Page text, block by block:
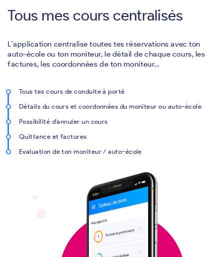
Tous mes cours centralisés
L'application centralise toutes tes réservations avec ton
auto-école ou ton moniteur, le détail de chaque cours, les
factures, les coordonnées de ton moniteur…
Tous tes cours de conduite à porté
Détails du cours et coordonnées du moniteur ou auto-école
Possibilité d'annuler un cours
Quittance et factures
Evaluation de ton moniteur / auto-école